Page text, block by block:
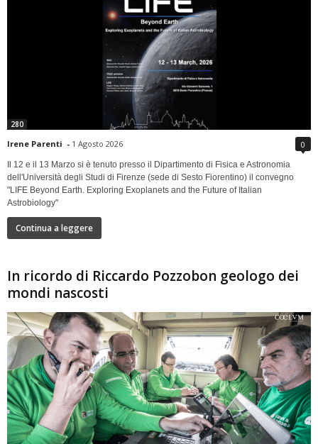
280
Irene Parenti - 1 Agosto 2026 0
Il 12 e il 13 Marzo si è tenuto presso il Dipartimento di Fisica e Astronomia
dell'Università degli Studi di Firenze (sede di Sesto Fiorentino) il convegno
"LIFE Beyond Earth. Exploring Exoplanets and the Future of Italian
Astrobiology"
Continua a leggere
In ricordo di Riccardo Pozzobon geologo dei
mondi nascosti